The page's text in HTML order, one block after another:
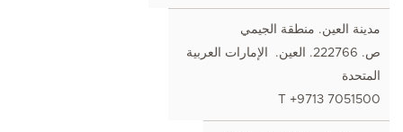
مدينة العين. منطقة الجيمي
ص. 222766. العين. الإمارات العربية
المتحدة
T +9713 7051500